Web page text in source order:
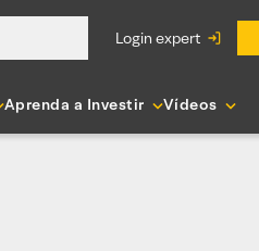
login expert
Aprenda a Investir Vídeos